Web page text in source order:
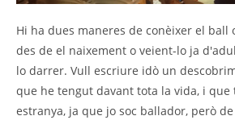
Hi ha dues maneres de conèixer el ball
des de el naixement o veient-lo ja
lo darrer. Vull escriure idò un
que he tengut davant tota la vida, i que
estranya, ja que jo soc ballador, però